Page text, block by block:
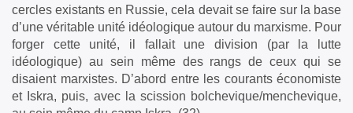
cercles existants en Russie, cela devait se faire sur la base
d’une véritable unité idéologique autour du marxisme. Pour
forger cette unité, il fallait une division (par la lutte
idéologique) au sein même des rangs de ceux qui se
disaient marxistes. D’abord entre les courants économiste
et Iskra, puis, avec la scission bolchevique/menchevique,